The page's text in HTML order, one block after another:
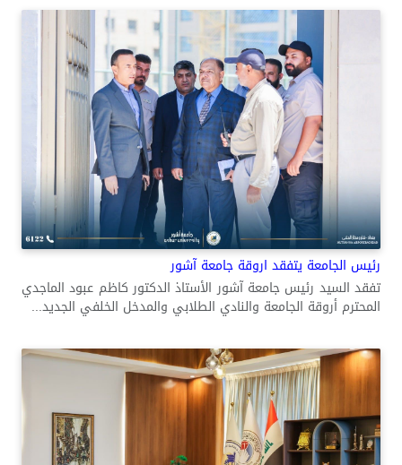
رئيس الجامعة يتفقد اروقة جامعة آشور
تفقد السيد رئيس جامعة آشور الأستاذ الدكتور كاظم عبود الماجدي
المحترم أروقة الجامعة والنادي الطلابي والمدخل الخلفي الجديد...